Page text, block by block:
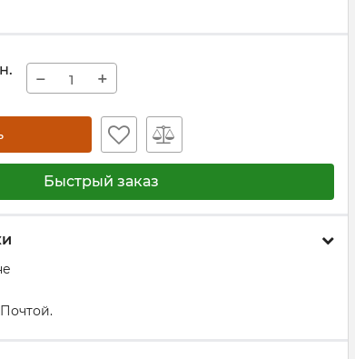
− +
Быстрый заказ